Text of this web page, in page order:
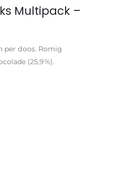
Multipack –
per doos. Romig
(25,9%).